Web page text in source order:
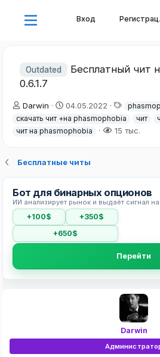
Вход
Outdated
Бесплатный чит
0.6.1.7
А
в
о
м
ы
Darwin
Д
а
а
а
л
а
04.05.2022
Т
е
и
скачать чит +на phasmophobia
чит
чит на phasmophobia
15 тыс.
Бесплатные читы
Бот для бинарных опционов
ИИ анализирует рынок и выдаёт сигнал
+100$
+350$
+650$
Перейти
Darwin